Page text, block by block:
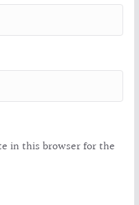
in this browser for the